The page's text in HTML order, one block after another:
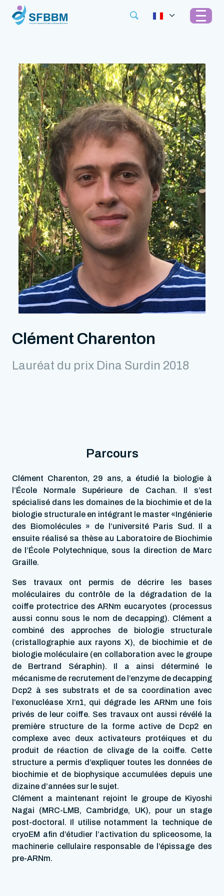
Clément Charenton
Lauréat du prix Dina Surdin 2018
Parcours
Clément Charenton, 29 ans, a étudié la biologie à
l’École Normale Supérieure de Cachan. Il s’est
spécialisé dans les domaines de la biochimie et de la
biologie structurale en intégrant le master «Ingénierie
des Biomolécules » de l’université Paris Sud. Il a
ensuite réalisé sa thèse au Laboratoire de Biochimie
de l’École Polytechnique, sous la direction de Marc
Graille.
Ses travaux ont permis de décrire les bases
moléculaires du contrôle de la dégradation de la
coiffe protectrice des ARNm eucaryotes (processus
aussi connu sous le nom de decapping). Clément a
combiné des approches de biologie structurale
(cristallographie aux rayons X), de biochimie et de
biologie moléculaire (en collaboration avec le groupe
de Bertrand Séraphin). Il a ainsi déterminé le
mécanisme de recrutement de l’enzyme de decapping
Dcp2 à ses substrats et de sa coordination avec
l’exonucléase Xrn1, qui dégrade les ARNm une fois
privés de leur coiffe. Ses travaux ont aussi révélé la
première structure de la forme active de Dcp2 en
complexe avec deux activateurs protéiques et du
produit de réaction de clivage de la coiffe. Cette
structure a permis d’expliquer toutes les données de
biochimie et de biophysique accumulées depuis une
dizaine d’années sur le sujet.
Clément a maintenant rejoint le groupe de Kiyoshi
Nagai (MRC-LMB, Cambridge, UK), pour un stage
post-doctoral. Il utilise notamment la technique de
cryoEM afin d’étudier l’activation du spliceosome, la
machinerie cellulaire responsable de l’épissage des
pre-ARNm.